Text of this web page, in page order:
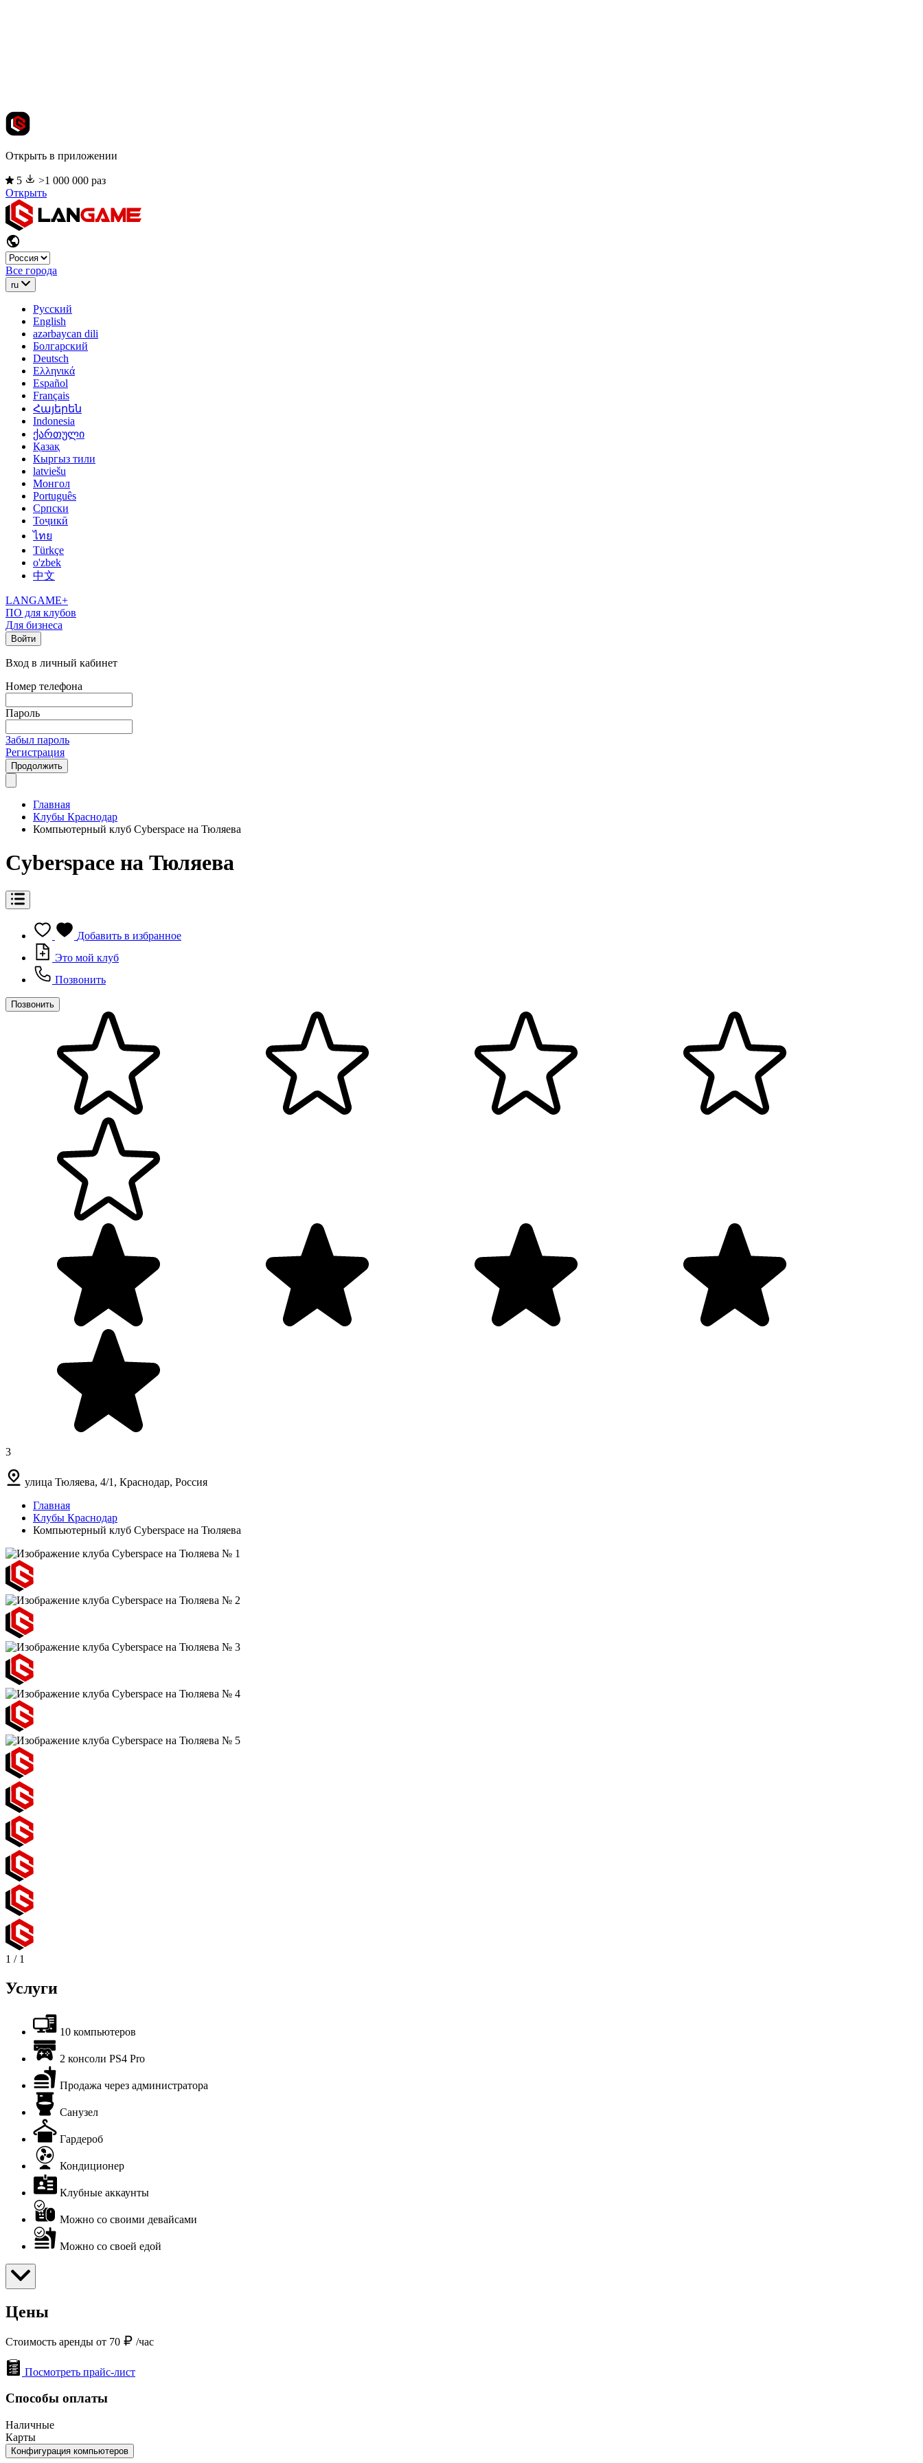
Открыть в приложении
5
>1 000 000 раз
Открыть
Все города
ru
Русский
English
azərbaycan dili
Болгарский
Deutsch
Ελληνικά
Español
Français
Հայերեն
Indonesia
ქართული
Қазақ
Кыргыз тили
latviešu
Монгол
Português
Српски
Тоҷикӣ
ไทย
Türkçe
o'zbek
中文
LANGAME+
ПО для клубов
Для бизнеса
Войти
Вход в личный кабинет
Номер телефона
Пароль
Забыл пароль
Регистрация
Продолжить
Главная
Клубы Краснодар
Компьютерный клуб Cyberspace на Тюляева
Cyberspace на Тюляева
Добавить в избранное
Это мой клуб
Позвонить
Позвонить
3
улица Тюляева, 4/1, Краснодар, Россия
Главная
Клубы Краснодар
Компьютерный клуб Cyberspace на Тюляева
1 / 1
Услуги
10 компьютеров
2 консоли PS4 Pro
Продажа через администратора
Санузел
Гардероб
Кондиционер
Клубные аккаунты
Можно со своими девайсами
Можно со своей едой
Цены
Стоимость аренды от 70 /час
Посмотреть прайс-лист
Способы оплаты
Наличные
Карты
Конфигурация компьютеров